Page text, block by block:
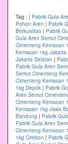
Tag : | Pabrik Gula
Pohon Aren | Pabrik
Berkualitas | Pabrik
Gula Aren Semut
Cimenteng Kemasan
Kemasan 1kg Jakarta
Jakarta Selatan |
Pabrik Gula Aren
Semut Cimenteng
Cimenteng Kemasan
1kg Depok | Pabrik
Aren Semut
Cimenteng Kemasan
Kemasan 1kg Jawa
Bandung | Pabrik
Pabrik Gula Aren
Cimenteng Kemasan
1kg Cirebon | Pabrik